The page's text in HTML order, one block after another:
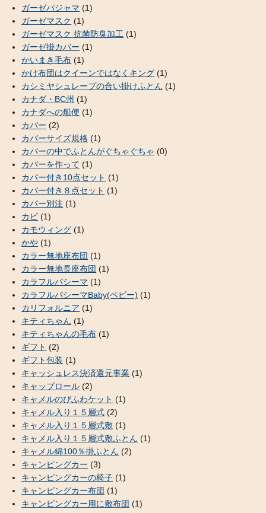
ガーゼパジャマ (1)
ガーゼマスク (1)
ガーゼマスク 抗菌防臭加工 (1)
ガーゼ掛カバー (1)
かいまき毛布 (1)
かけ布団はクイーンではなくキング (1)
カシミヤシュレープの合い掛けふとん (1)
カナダ・BC州 (1)
カナダへの船便 (1)
カバー (2)
カバーサイズ規格 (1)
カバーの中でふとんがぐちゃぐちゃ (0)
カバーを作って (1)
カバー付き10点セット (1)
カバー付き８点セット (1)
カバー別注 (1)
カビ (1)
カモウィング (1)
かや (1)
カラー無地座布団 (1)
カラー無地長座布団 (1)
カラフルパシーマ (1)
カラフルパシーマBaby(ベビー) (1)
カリフォルニア (1)
キティちゃん (1)
キティちゃんの毛布 (1)
ギフト (2)
ギフト包装 (1)
キャッシュレス決済還元事業 (1)
キャップロール (2)
キャメルのびふわケット (1)
キャメル入り１５層式 (2)
キャメル入り１５層式敷 (1)
キャメル入り１５層式敷ふとん (1)
キャメル綿100％掛ふとん (2)
キャンピングカー (3)
キャンピングカーの椅子 (1)
キャンピングカー布団 (1)
キャンピングカー用に敷布団 (1)